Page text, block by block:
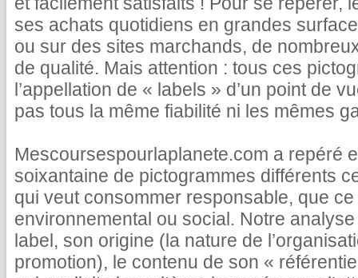
ses achats quotidiens en grandes
ou sur des sites marchands, de
de qualité. Mais attention : tous ces
l’appellation de « labels » d’un point de
pas tous la même fiabilité ni les mêmes
Mescoursespourlaplanete.com a repéré
soixantaine de pictogrammes différents
qui veut consommer responsable, que ce
environnemental ou social. Notre
label, son origine (la nature de
promotion), le contenu de son «